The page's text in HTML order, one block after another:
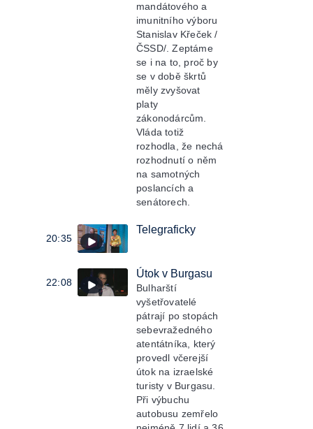
mandátového a
imunitního výboru
Stanislav Křeček /
ČSSD/. Zeptáme
se i na to, proč by
se v době škrtů
měly zvyšovat
platy
zákonodárcům.
Vláda totiž
rozhodla, že nechá
rozhodnutí o něm
na samotných
poslancích a
senátorech.
20:35
Telegraficky
22:08
Útok v Burgasu
Bulharští
vyšetřovatelé
pátrají po stopách
sebevražedného
atentátníka, který
provedl včerejší
útok na izraelské
turisty v Burgasu.
Při výbuchu
autobusu zemřelo